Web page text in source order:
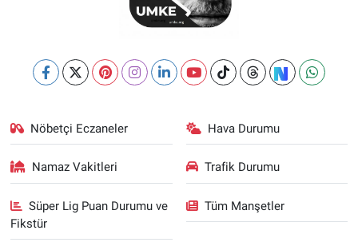
Nöbetçi Eczaneler Hava Durumu
Namaz Vakitleri Trafik Durumu
Süper Lig Puan Durumu ve
Fikstür
Tüm Manşetler